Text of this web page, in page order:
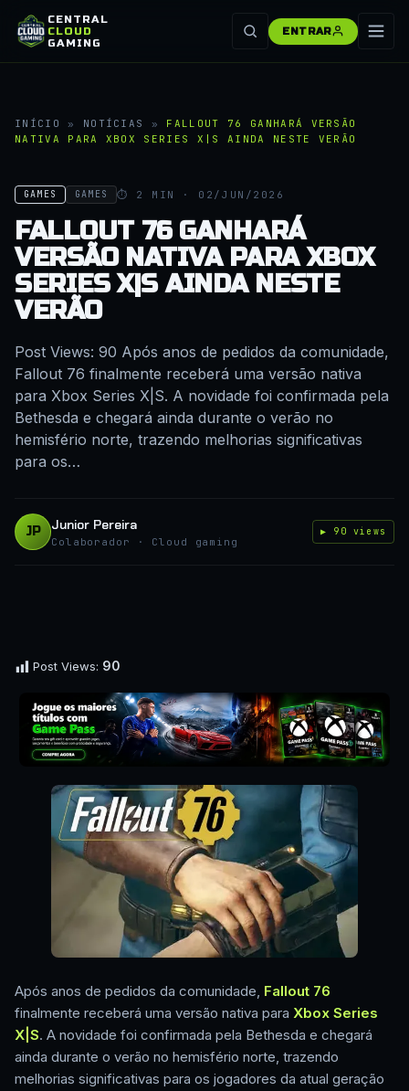
CENTRAL
CLOUD
GAMING
ENTRAR
INÍCIO » NOTÍCIAS » FALLOUT 76 GANHARÁ VERSÃO
NATIVA PARA XBOX SERIES X|S AINDA NESTE VERÃO
GAMES GAMES ⏱ 2 MIN · 02/JUN/2026
FALLOUT 76 GANHARÁ
VERSÃO NATIVA PARA XBOX
SERIES X|S AINDA NESTE
VERÃO
Post Views: 90 Após anos de pedidos da comunidade,
Fallout 76 finalmente receberá uma versão nativa
para Xbox Series X|S. A novidade foi confirmada pela
Bethesda e chegará ainda durante o verão no
hemisfério norte, trazendo melhorias significativas
para os…
JP Junior Pereira
Colaborador · Cloud gaming
▶ 90 views
Post Views: 90
Após anos de pedidos da comunidade, Fallout 76
finalmente receberá uma versão nativa para Xbox Series
X|S. A novidade foi confirmada pela Bethesda e chegará
ainda durante o verão no hemisfério norte, trazendo
melhorias significativas para os jogadores da atual geração